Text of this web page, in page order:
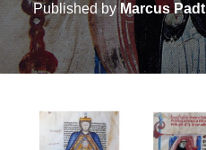
Published byMarcus